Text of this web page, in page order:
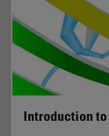
Introduction